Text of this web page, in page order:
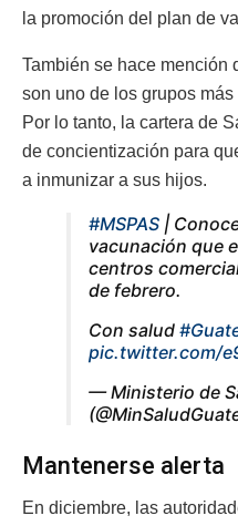
la promoción del plan de
También se hace mención
son uno de los grupos
Por lo tanto, la cartera de
de concientización para
a inmunizar a sus hijos.
#MSPAS |
vacunación que
centros
de febrero.
Con salud
pic.twitter.com/
— Ministerio de
Mantenerse alerta
En diciembre, las